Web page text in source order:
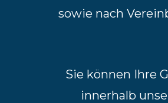
sowie nach
Sie können Ihre
innerhalb